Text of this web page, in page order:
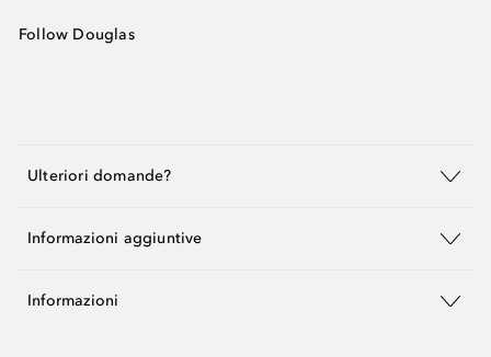
Follow Douglas
Ulteriori domande?
Informazioni aggiuntive
Informazioni